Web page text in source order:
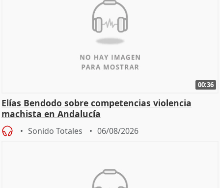
00:36
Elías Bendodo sobre competencias violencia
machista en Andalucía
Sonido Totales 06/08/2026